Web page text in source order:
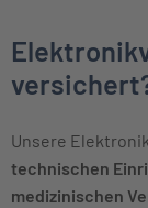
Unsere
technischen
medizinischen